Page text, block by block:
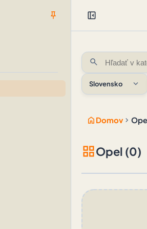
push_pin left_panel_close
search
Slovensko expand_more
home Domov chevron_right
grid_viewOpel (0)